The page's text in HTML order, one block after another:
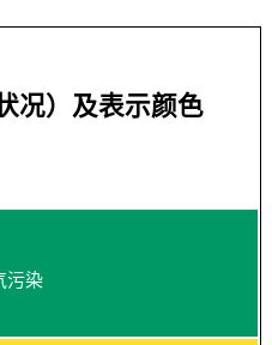
况）及表示颜色
污染